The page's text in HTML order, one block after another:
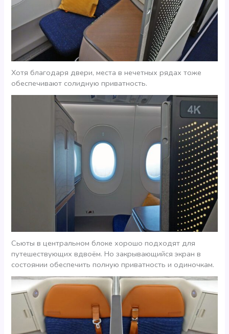
Хотя благодаря двери, места в нечетных рядах тоже
обеспечивают солидную приватность.
Сьюты в центральном блоке хорошо подходят для
путешествующих вдвоём. Но закрывающийся экран в
состоянии обеспечить полную приватность и одиночкам.